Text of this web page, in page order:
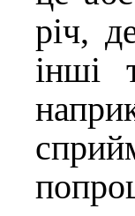
річ,
інші